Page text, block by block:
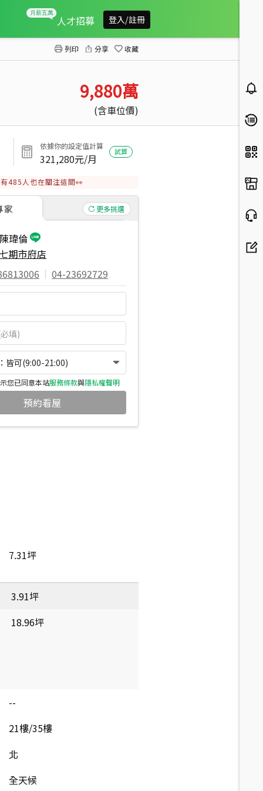
人才招募 登入/註冊
列印 分享 收藏
9,880萬
(含車位價)
依據你的設定值計算
321,280元/月
試算
有485 人也在關注這間👀
家 更多挑選
陳瑋倫
七期市府店
| 04-23692729
皆可(9:00-21:00)
您已同意本站服務條款與隱私權聲明
預約看屋
7.31坪
3.91坪
18.96坪
--
21樓/35樓
北
全天候